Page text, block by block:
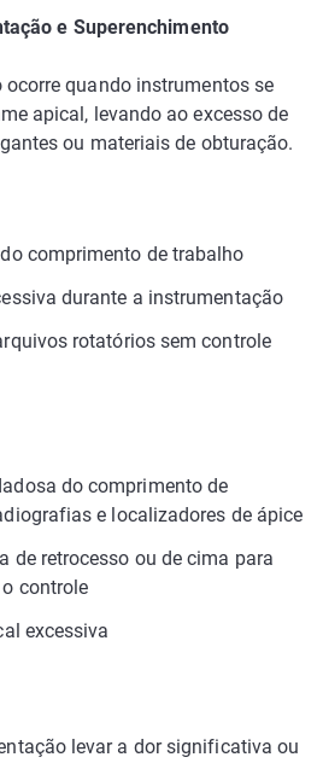
e Superenchimento
quando instrumentos se
apical, levando ao excesso de
ou materiais de obturação.
comprimento de trabalho
durante a instrumentação
rotatórios sem controle
do comprimento de
e localizadores de ápice
de retrocesso ou de cima para
controle
excessiva
levar a dor significativa ou